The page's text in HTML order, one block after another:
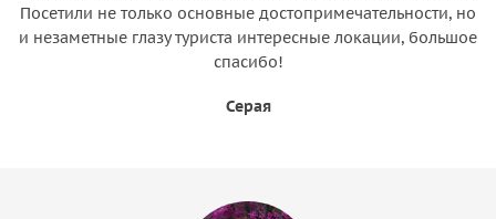
Посетили не только основные достопримечательности, но
и незаметные глазу туриста интересные локации, большое
спасибо!
Серая